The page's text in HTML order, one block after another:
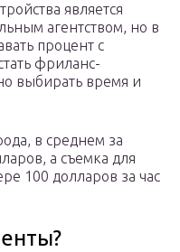
является
агентством, но в
процент с
фриланс-
выбирать время и
в среднем за
а съемка для
100 долларов за час